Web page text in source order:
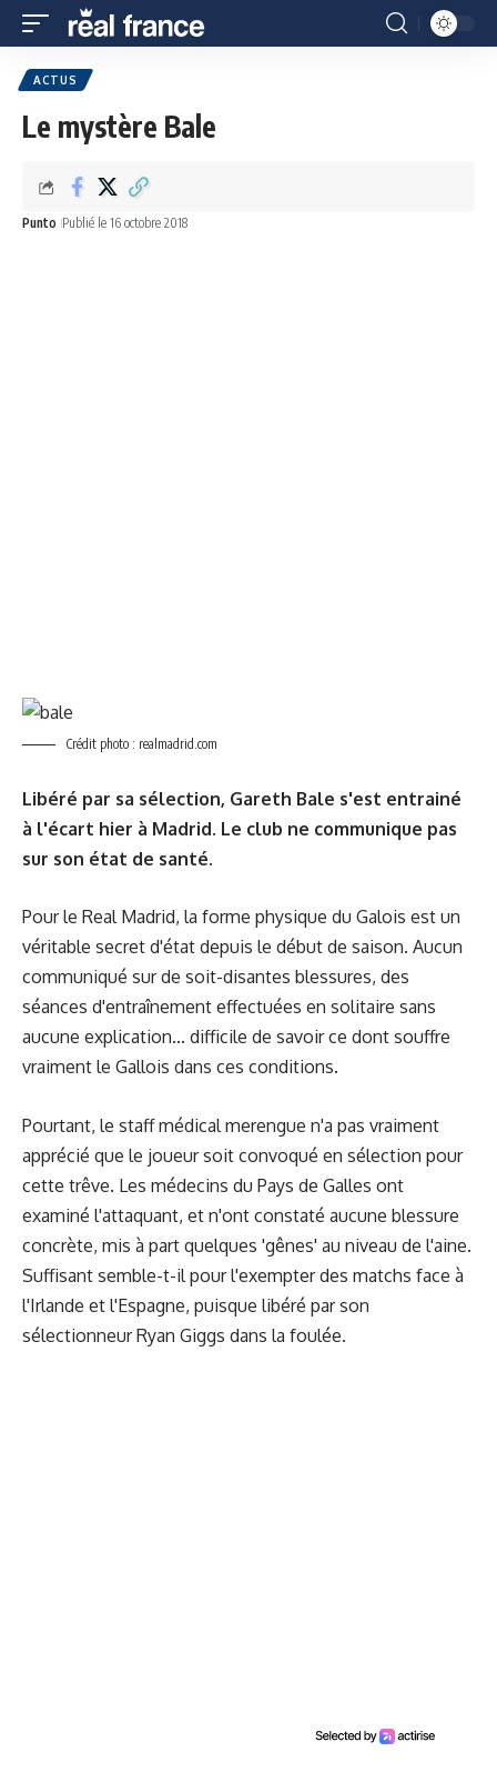
ACTUS
Le mystère Bale
Punto Publié le 16 octobre 2018
Crédit photo : realmadrid.com
Libéré par sa sélection, Gareth Bale s'est entrainé
à l'écart hier à Madrid. Le club ne communique pas
sur son état de santé.
Pour le Real Madrid, la forme physique du Galois est un
véritable secret d'état depuis le début de saison. Aucun
communiqué sur de soit-disantes blessures, des
séances d'entraînement effectuées en solitaire sans
aucune explication... difficile de savoir ce dont souffre
vraiment le Gallois dans ces conditions.
Pourtant, le staff médical merengue n'a pas vraiment
apprécié que le joueur soit convoqué en sélection pour
cette trêve. Les médecins du Pays de Galles ont
examiné l'attaquant, et n'ont constaté aucune blessure
concrète, mis à part quelques 'gênes' au niveau de l'aine.
Suffisant semble-t-il pour l'exempter des matchs face à
l'Irlande et l'Espagne, puisque libéré par son
sélectionneur Ryan Giggs dans la foulée.